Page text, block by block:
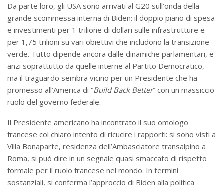
Da parte loro, gli USA sono arrivati al G20 sull’onda della
grande scommessa interna di Biden: il doppio piano di spesa
e investimenti per 1 trilione di dollari sulle infrastrutture e
per 1,75 trilioni su vari obiettivi che includono la transizione
verde. Tutto dipende ancora dalle dinamiche parlamentari, e
anzi soprattutto da quelle interne al Partito Democratico,
ma il traguardo sembra vicino per un Presidente che ha
promesso all’America di “Build Back Better” con un massiccio
ruolo del governo federale.
Il Presidente americano ha incontrato il suo omologo
francese col chiaro intento di ricucire i rapporti: si sono visti a
Villa Bonaparte, residenza dell’Ambasciatore transalpino a
Roma, si può dire in un segnale quasi smaccato di rispetto
formale per il ruolo francese nel mondo. In termini
sostanziali, si conferma l’approccio di Biden alla politica